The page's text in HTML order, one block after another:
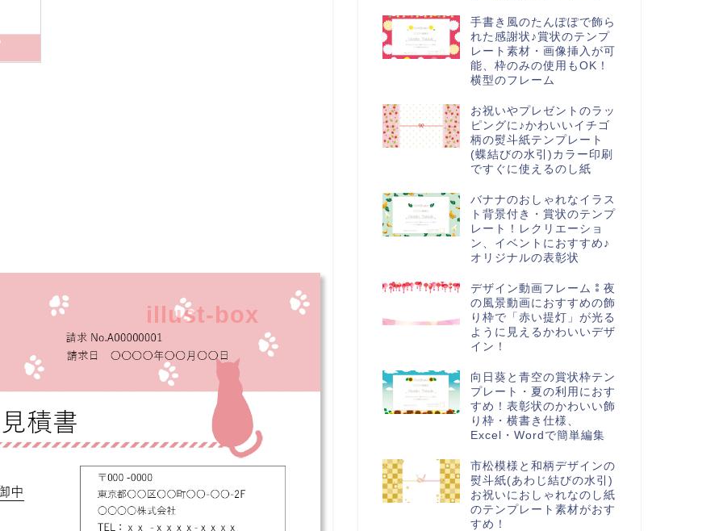
illust-box
手書き風のたんぽぽで飾ら
れた感謝状♪賞状のテンプ
レート素材・画像挿入が可
能、枠のみの使用もOK！
横型のフレーム
お祝いやプレゼントのラッ
ピングに♪かわいいイチゴ
柄の熨斗紙テンプレート
(蝶結びの水引)カラー印刷
ですぐに使えるのし紙
バナナのおしゃれなイラス
ト背景付き・賞状のテンプ
レート！レクリエーショ
ン、イベントにおすすめ♪
オリジナルの表彰状
デザイン動画フレーム⁑夜
の風景動画におすすめの飾
り枠で「赤い提灯」が光る
ように見えるかわいいデザ
イン！
向日葵と青空の賞状枠テン
プレート・夏の利用におす
すめ！表彰状のかわいい飾
り枠・横書き仕様、
Excel・Wordで簡単編集
市松模様と和柄デザインの
熨斗紙(あわじ結びの水引)
お祝いにおしゃれなのし紙
のテンプレート素材がおす
すめ！